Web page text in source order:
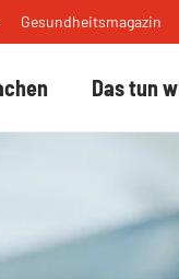
Das tun
Gesundheitsmagazin